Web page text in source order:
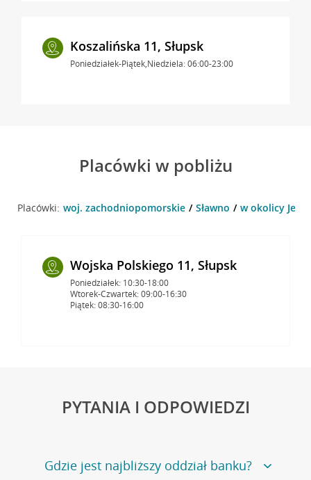
Koszalińska 11, Słupsk
Poniedziałek-Piątek,Niedziela: 06:00-23:00
Placówki w pobliżu
Placówki: woj. zachodniopomorskie Sławno w okolicy
Wojska Polskiego 11, Słupsk
Poniedziałek: 10:30-18:00
Wtorek-Czwartek: 09:00-16:30
Piątek: 08:30-16:00
PYTANIA I ODPOWIEDZI
Gdzie jest najbliższy oddział banku?